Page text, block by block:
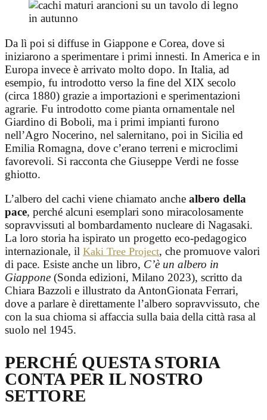
Da lì poi si diffuse in Giappone e Corea, dove si
iniziarono a sperimentare i primi innesti. In America e in
Europa invece è arrivato molto dopo. In Italia, ad
esempio, fu introdotto verso la fine del XIX secolo
(circa 1880) grazie a importazioni e sperimentazioni
agrarie. Fu introdotto come pianta ornamentale nel
Giardino di Boboli, ma i primi impianti furono
nell’Agro Nocerino, nel salernitano, poi in Sicilia ed
Emilia Romagna, dove c’erano terreni e microclimi
favorevoli. Si racconta che Giuseppe Verdi ne fosse
ghiotto.
L’albero del cachi viene chiamato anche albero della
pace, perché alcuni esemplari sono miracolosamente
sopravvissuti al bombardamento nucleare di Nagasaki.
La loro storia ha ispirato un progetto eco-pedagogico
internazionale, il Kaki Tree Project, che promuove valori
di pace. Esiste anche un libro, C’è un albero in
Giappone (Sonda edizioni, Milano 2023), scritto da
Chiara Bazzoli e illustrato da AntonGionata Ferrari,
dove a parlare è direttamente l’albero sopravvissuto, che
con la sua chioma si affaccia sulla baia della città rasa al
suolo nel 1945.
PERCHÉ QUESTA STORIA
CONTA PER IL NOSTRO
SETTORE